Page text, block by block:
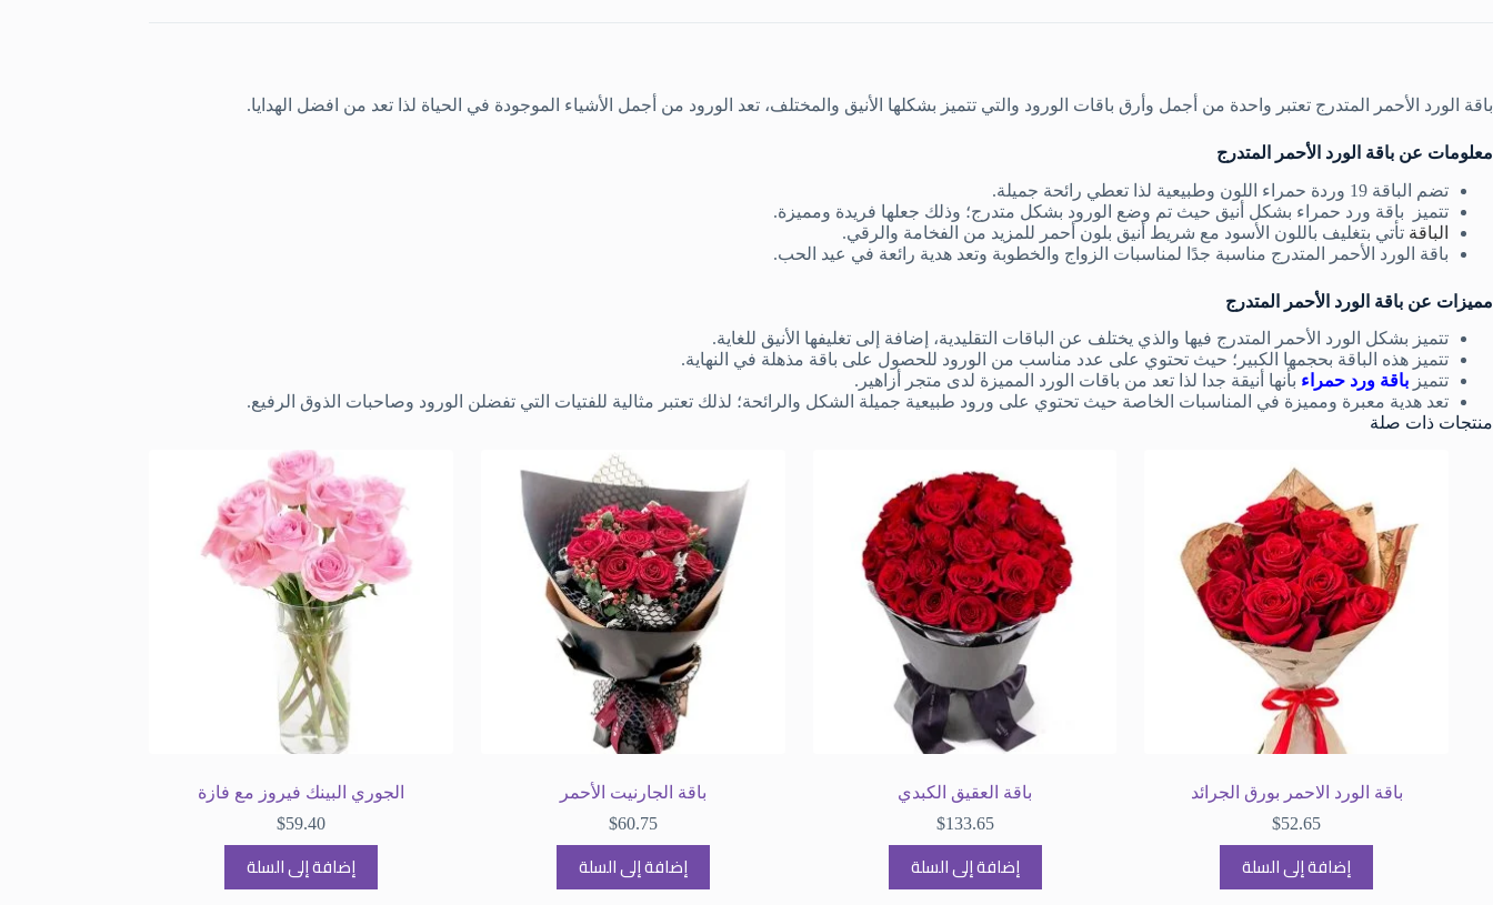
باقة الورد الأحمر المتدرج تعتبر واحدة من أجمل وأرق باقات الورود والتي تتميز بشكلها الأنيق والمختلف، تعد الورود من أجمل الأشياء الموجودة في الحياة لذا تعد من افضل الهدايا.
معلومات عن باقة الورد الأحمر المتدرج
تضم الباقة 19 وردة حمراء اللون وطبيعية لذا تعطي رائحة جميلة.
تتميز باقة ورد حمراء بشكل أنيق حيث تم وضع الورود بشكل متدرج؛ وذلك جعلها فريدة ومميزة.
الباقة تأتي بتغليف باللون الأسود مع شريط أنيق بلون أحمر للمزيد من الفخامة والرقي.
باقة الورد الأحمر المتدرج مناسبة جدًا لمناسبات الزواج والخطوبة وتعد هدية رائعة في عيد الحب.
مميزات عن باقة الورد الأحمر المتدرج
تتميز بشكل الورد الأحمر المتدرج فيها والذي يختلف عن الباقات التقليدية، إضافة إلى تغليفها الأنيق للغاية.
تتميز هذه الباقة بحجمها الكبير؛ حيث تحتوي على عدد مناسب من الورود للحصول على باقة مذهلة في النهاية.
تتميز باقة ورد حمراء بأنها أنيقة جدا لذا تعد من باقات الورد المميزة لدى متجر أزاهير.
تعد هدية معبرة ومميزة في المناسبات الخاصة حيث تحتوي على ورود طبيعية جميلة الشكل والرائحة؛ لذلك تعتبر مثالية للفتيات التي تفضلن الورود وصاحبات الذوق الرفيع.
منتجات ذات صلة
باقة الورد الاحمر بورق الجرائد
$52.65
إضافة إلى السلة
باقة العقيق الكبدي
$133.65
إضافة إلى السلة
باقة الجارنيت الأحمر
$60.75
إضافة إلى السلة
الجوري البينك فيروز مع فازة
$59.40
إضافة إلى السلة